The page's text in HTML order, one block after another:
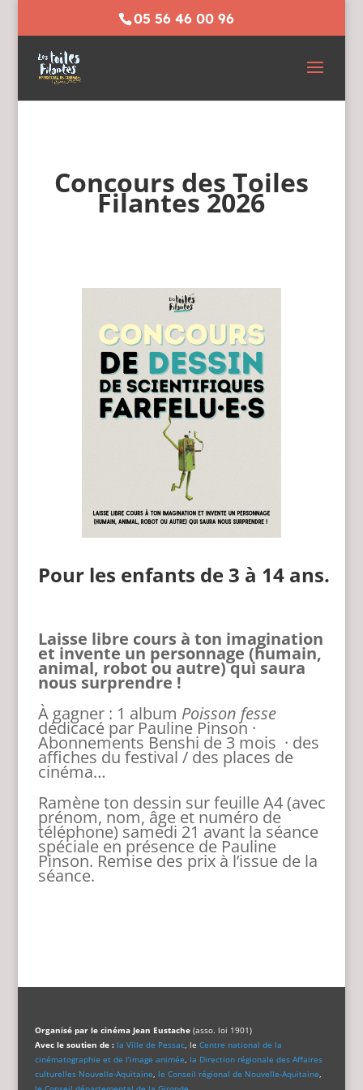
05 56 46 00 96
Concours des Toiles
Filantes 2026
Pour les enfants de 3 à 14 ans.
Laisse libre cours à ton imagination
et invente un personnage (humain,
animal, robot ou autre) qui saura
nous surprendre !
À gagner : 1 album Poisson fesse
dédicacé par Pauline Pinson ·
Abonnements Benshi de 3 mois · des
affiches du festival / des places de
cinéma…
Ramène ton dessin sur feuille A4 (avec
prénom, nom, âge et numéro de
téléphone) samedi 21 avant la séance
spéciale en présence de Pauline
Pinson. Remise des prix à l’issue de la
séance.
Organisé par le cinéma Jean Eustache(asso. loi 1901)
Avec le soutien de : la Ville de Pessac, le Centre national de la
cinématographie et de l’image animée, la Direction régionale des Affaires
culturelles Nouvelle-Aquitaine, le Conseil régional de Nouvelle-Aquitaine,